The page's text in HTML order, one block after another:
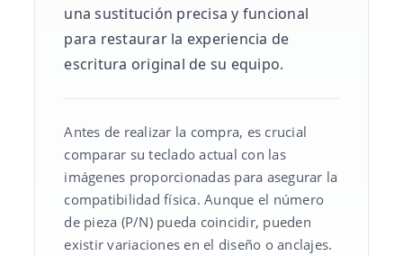
una sustitución precisa y funcional
para restaurar la experiencia de
escritura original de su equipo.
Antes de realizar la compra, es crucial
comparar su teclado actual con las
imágenes proporcionadas para asegurar la
compatibilidad física. Aunque el número
de pieza (P/N) pueda coincidir, pueden
existir variaciones en el diseño o anclajes.